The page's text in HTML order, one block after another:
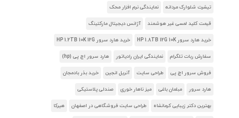
تیشرت شلوارک مردانه نمایندگی نرم افزار محک
قیمت کلید لمسی غیر هوشمند آژانس دیجیتال مارکتینگ
خرید هارد سرور HP 1.8TB 12G 10K خرید هارد سرور HP 1.2TB 10K 12G
سفارش ربات تلگرام نمایندگی ایران رادیاتور هارد سرور اچ پی (hp)
فروش سرور اچ پی طراحی سایت آنریل انجین خرید بذر بادمجان
هارد سرور مبلمان باغی میز ناهار خوری صندلی پلاستیکی
بهترین دکتر زیبایی کرمانشاه طراحی سایت فروشگاهی در اصفهان هیرکا